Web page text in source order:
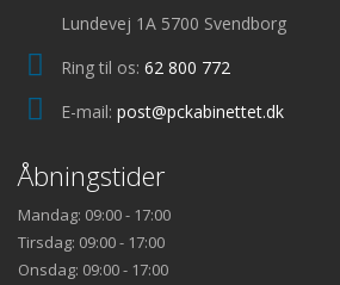
Lundevej 1A 5700 Svendborg
Ring til os: 62 800 772
E-mail: post@pckabinettet.dk
Åbningstider
Mandag: 09:00 - 17:00
Tirsdag: 09:00 - 17:00
Onsdag: 09:00 - 17:00